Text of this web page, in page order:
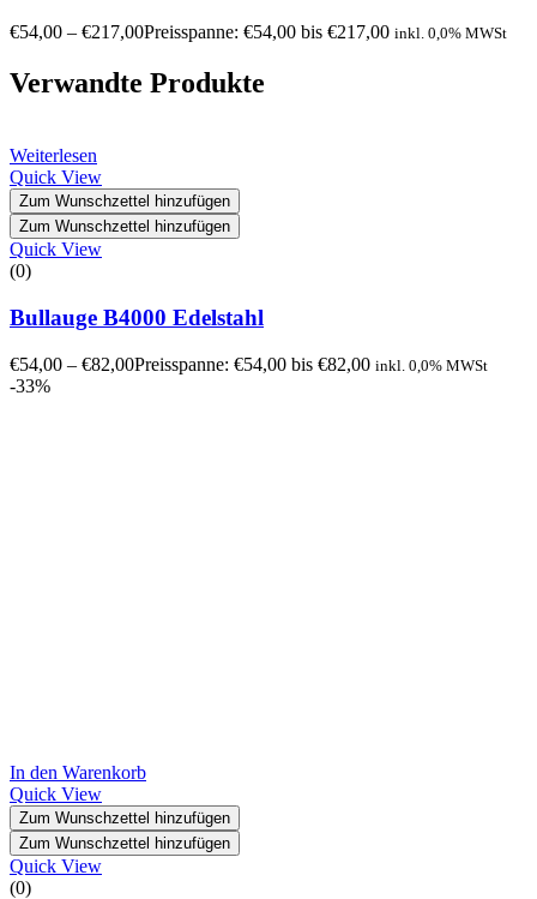
€54,00 – €217,00Preisspanne: €54,00 bis €217,00 inkl. 0,0% MWSt
Verwandte Produkte
Weiterlesen
Quick View
Zum Wunschzettel hinzufügen
Zum Wunschzettel hinzufügen
Quick View
(0)
Bullauge B4000 Edelstahl
€54,00 – €82,00Preisspanne: €54,00 bis €82,00 inkl. 0,0% MWSt
-33%
In den Warenkorb
Quick View
Zum Wunschzettel hinzufügen
Zum Wunschzettel hinzufügen
Quick View
(0)